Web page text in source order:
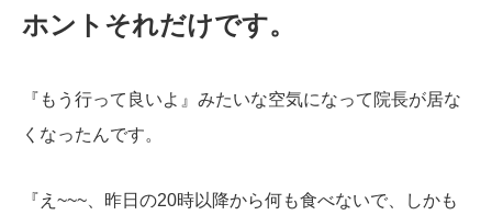
ホントそれだけです。
『もう行って良いよ』みたいな空気になって院長が居な
くなったんです。
『え~~~、昨日の20時以降から何も食べないで、しかも